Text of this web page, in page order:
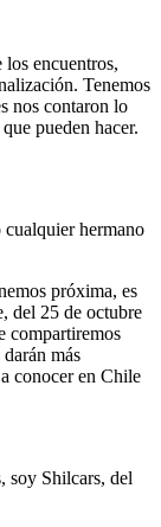
encuentros,
Tenemos
nos contaron lo
pueden hacer.
cualquier hermano
próxima, es
del 25 de octubre
compartiremos
más
conocer en Chile
soy Shilcars, del